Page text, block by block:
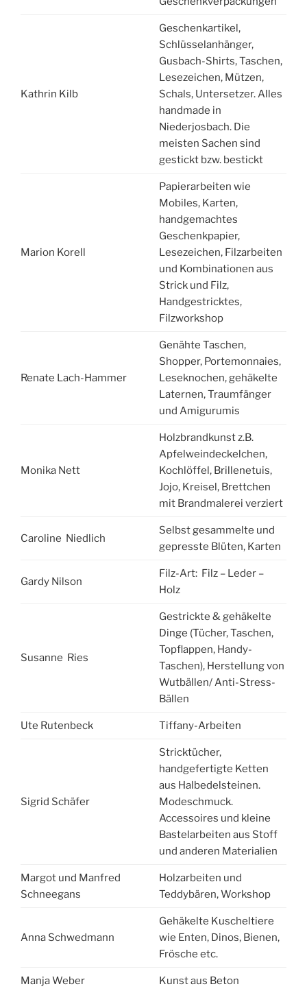
Kathrin Kilb
Geschenkartikel,
Schlüsselanhänger,
Gusbach-Shirts, Taschen,
Lesezeichen, Mützen,
Schals, Untersetzer. Alles
handmade in
Niederjosbach. Die
meisten Sachen sind
gestickt bzw. bestickt
Marion Korell
Papierarbeiten wie
Mobiles, Karten,
handgemachtes
Geschenkpapier,
Lesezeichen, Filzarbeiten
und Kombinationen aus
Strick und Filz,
Handgestricktes,
Filzworkshop
Renate Lach-Hammer
Genähte Taschen,
Shopper, Portemonnaies,
Leseknochen, gehäkelte
Laternen, Traumfänger
und Amigurumis
Monika Nett
Holzbrandkunst z.B.
Apfelweindeckelchen,
Kochlöffel, Brillenetuis,
Jojo, Kreisel, Brettchen
mit Brandmalerei verziert
Caroline Niedlich
Selbst gesammelte und
gepresste Blüten, Karten
Gardy Nilson
Filz-Art: Filz – Leder –
Holz
Susanne Ries
Gestrickte & gehäkelte
Dinge (Tücher, Taschen,
Topflappen, Handy-
Taschen), Herstellung von
Wutbällen/ Anti-Stress-
Bällen
Ute Rutenbeck Tiffany-Arbeiten
Sigrid Schäfer
Stricktücher,
handgefertigte Ketten
aus Halbedelsteinen.
Modeschmuck.
Accessoires und kleine
Bastelarbeiten aus Stoff
und anderen Materialien
Margot und Manfred
Schneegans
Holzarbeiten und
Teddybären, Workshop
Anna Schwedmann
Gehäkelte Kuscheltiere
wie Enten, Dinos, Bienen,
Frösche etc.
Manja Weber Kunst aus Beton